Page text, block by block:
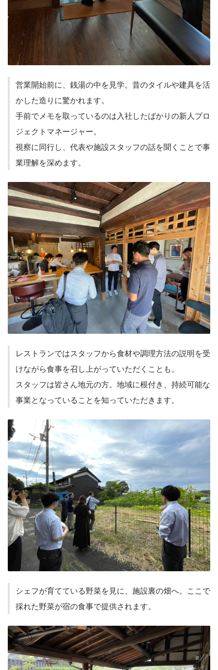
営業開始前に、銭湯の中を見学。昔のタイルや建具を活
かした造りに驚かれます。
手前でメモを取っているのは入社したばかりの新人プロ
ジェクトマネージャー。
視察に同行し、代表や施設スタッフの話を聞くことで事
業理解を深めます。
レストランではスタッフから食材や調理方法の説明を受
けながら食事を召し上がっていただくことも。
スタッフは皆さん地元の方。地域に根付き、持続可能な
事業となっていることを知っていただきます。
シェフが育てている野菜を見に、施設裏の畑へ。ここで
採れた野菜が宿の食事で提供されます。